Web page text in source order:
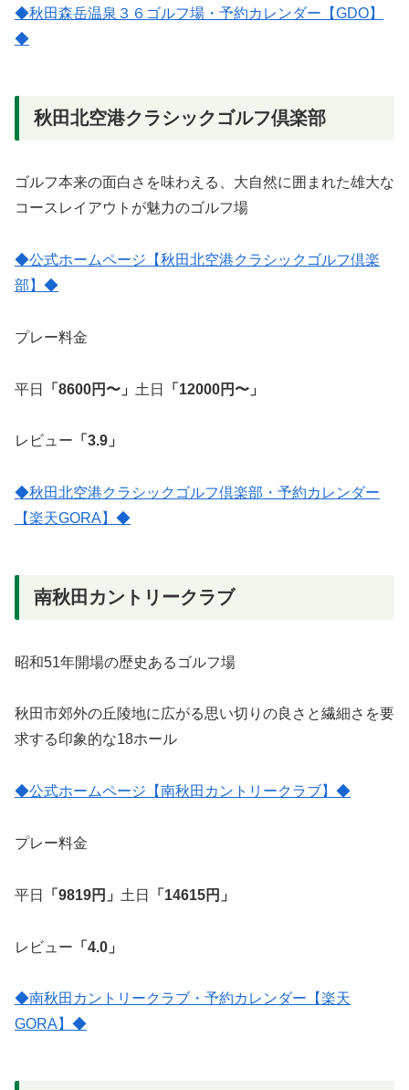
◆秋田森岳温泉３６ゴルフ場・予約カレンダー【GDO】
◆
秋田北空港クラシックゴルフ倶楽部
ゴルフ本来の面白さを味わえる、大自然に囲まれた雄大な
コースレイアウトが魅力のゴルフ場
◆公式ホームページ【秋田北空港クラシックゴルフ倶楽
部】◆
プレー料金
平日 「8600円〜」 土日 「12000円〜」
レビュー 「3.9」
◆秋田北空港クラシックゴルフ倶楽部・予約カレンダー
【楽天GORA】◆
南秋田カントリークラブ
昭和51年開場の歴史あるゴルフ場
秋田市郊外の丘陵地に広がる思い切りの良さと繊細さを要
求する印象的な18ホール
◆公式ホームページ【南秋田カントリークラブ】◆
プレー料金
平日 「9819円」 土日 「14615円」
レビュー 「4.0」
◆南秋田カントリークラブ・予約カレンダー【楽天
GORA】◆